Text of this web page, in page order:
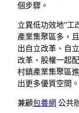
個步驟。
立異低功效地“工
產業集聚區多，
出自立改革、自
改革、股權一起
村鎮產業集聚區
出更多優質空間。
兼顧包養網 公共